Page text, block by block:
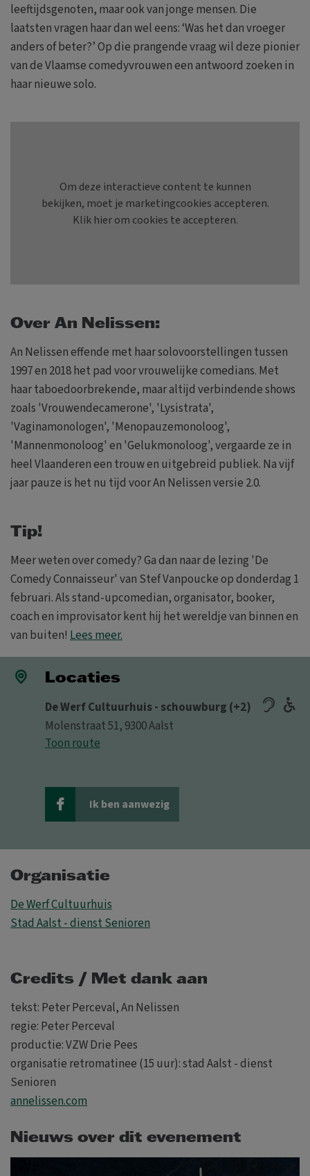
leeftijdsgenoten, maar ook van jonge mensen. Die
laatsten vragen haar dan wel eens: ‘Was het dan vroeger
anders of beter?’ Op die prangende vraag wil deze pionier
van de Vlaamse comedyvrouwen een antwoord zoeken in
haar nieuwe solo.
Over An Nelissen:
An Nelissen effende met haar solovoorstellingen tussen
1997 en 2018 het pad voor vrouwelijke comedians. Met
haar taboedoorbrekende, maar altijd verbindende shows
zoals 'Vrouwendecamerone', 'Lysistrata',
'Vaginamonologen', 'Menopauzemonoloog',
'Mannenmonoloog' en 'Gelukmonoloog', vergaarde ze in
heel Vlaanderen een trouw en uitgebreid publiek. Na vijf
jaar pauze is het nu tijd voor An Nelissen versie 2.0.
Tip!
Meer weten over comedy? Ga dan naar de lezing 'De
Comedy Connaisseur' van Stef Vanpoucke op donderdag 1
februari. Als stand-upcomedian, organisator, booker,
coach en improvisator kent hij het wereldje van binnen en
van buiten! Lees meer.
Locaties
De Werf Cultuurhuis - schouwburg (+2)
Molenstraat 51, 9300 Aalst
Toon route
Ik ben aanwezig
Organisatie
De Werf Cultuurhuis
Stad Aalst - dienst Senioren
Credits / Met dank aan
tekst: Peter Perceval, An Nelissen
regie: Peter Perceval
productie: VZW Drie Pees
organisatie retromatinee (15 uur): stad Aalst - dienst
Senioren
annelissen.com
Nieuws over dit evenement